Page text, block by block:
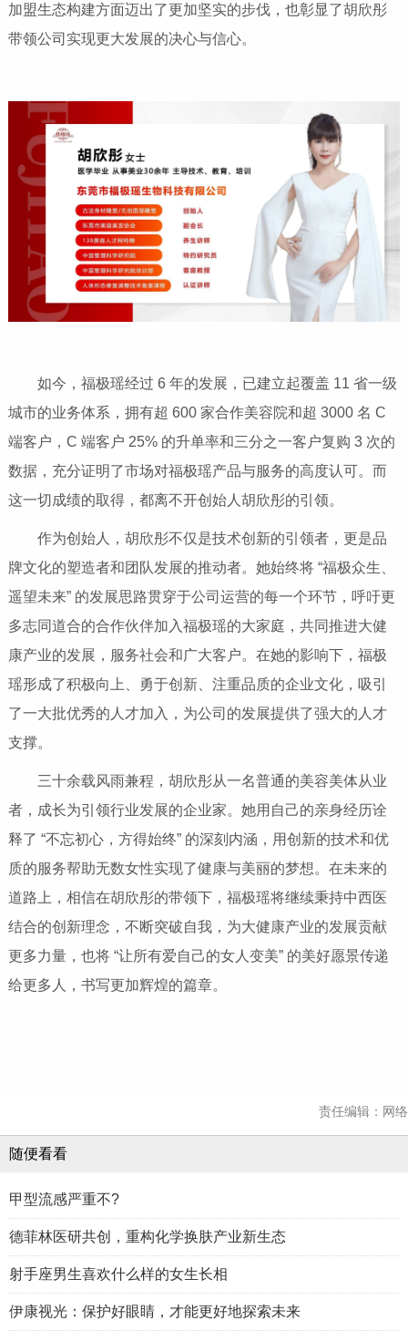
加盟生态构建方面迈出了更加坚实的步伐，也彰显了胡欣彤
带领公司实现更大发展的决心与信心。
如今，福极瑶经过 6 年的发展，已建立起覆盖 11 省一级
城市的业务体系，拥有超 600 家合作美容院和超 3000 名 C
端客户，C 端客户 25% 的升单率和三分之一客户复购 3 次的
数据，充分证明了市场对福极瑶产品与服务的高度认可。而
这一切成绩的取得，都离不开创始人胡欣彤的引领。
作为创始人，胡欣彤不仅是技术创新的引领者，更是品
牌文化的塑造者和团队发展的推动者。她始终将 “福极众生、
遥望未来” 的发展思路贯穿于公司运营的每一个环节，呼吁更
多志同道合的合作伙伴加入福极瑶的大家庭，共同推进大健
康产业的发展，服务社会和广大客户。在她的影响下，福极
瑶形成了积极向上、勇于创新、注重品质的企业文化，吸引
了一大批优秀的人才加入，为公司的发展提供了强大的人才
支撑。
三十余载风雨兼程，胡欣彤从一名普通的美容美体从业
者，成长为引领行业发展的企业家。她用自己的亲身经历诠
释了 “不忘初心，方得始终” 的深刻内涵，用创新的技术和优
质的服务帮助无数女性实现了健康与美丽的梦想。在未来的
道路上，相信在胡欣彤的带领下，福极瑶将继续秉持中西医
结合的创新理念，不断突破自我，为大健康产业的发展贡献
更多力量，也将 “让所有爱自己的女人变美” 的美好愿景传递
给更多人，书写更加辉煌的篇章。
责任编辑：网络
随便看看
甲型流感严重不?
德菲林医研共创，重构化学换肤产业新生态
射手座男生喜欢什么样的女生长相
伊康视光：保护好眼睛，才能更好地探索未来